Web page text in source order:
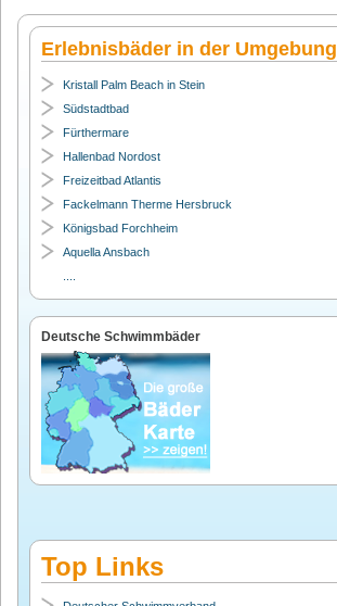
Erlebnisbäder in der Umgebung
Kristall Palm Beach in Stein
Südstadtbad
Fürthermare
Hallenbad Nordost
Freizeitbad Atlantis
Fackelmann Therme Hersbruck
Königsbad Forchheim
Aquella Ansbach
Deutsche Schwimmbäder
Top Links